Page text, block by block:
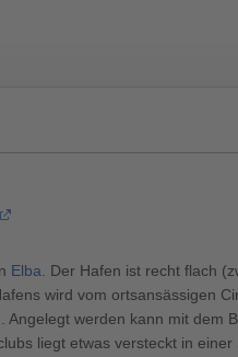
Elba. Der Hafen ist recht flach
wird vom ortsansässigen
werden kann mit dem
liegt etwas versteckt in